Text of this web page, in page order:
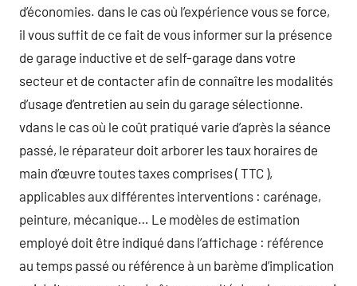
d’économies. dans le cas où l’expérience vous se force,
il vous suffit de ce fait de vous informer sur la présence
de garage inductive et de self-garage dans votre
secteur et de contacter afin de connaître les modalités
d’usage d’entretien au sein du garage sélectionne.
vdans le cas où le coût pratiqué varie d’après la séance
passé, le réparateur doit arborer les taux horaires de
main d’œuvre toutes taxes comprises ( TTC ),
applicables aux différentes interventions : carénage,
peinture, mécanique… Le modèles de estimation
employé doit être indiqué dans l’affichage : référence
au temps passé ou référence à un barème d’implication